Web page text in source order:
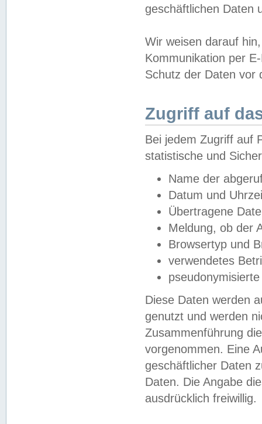
geschäftlichen Daten
Wir weisen darauf
Kommunikation per
Schutz der Daten vor
Zugriff auf
Bei jedem Zugriff auf
statistische und
Name der
Datum und
Übertragene
Meldung, ob der
Browsertyp und
verwendetes
Diese Daten werden
genutzt und werden
Zusammenführung
vorgenommen. Eine
geschäftlicher Daten
Daten. Die Angabe
ausdrücklich freiwillig.